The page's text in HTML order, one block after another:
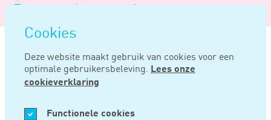
overslaan
Cookies
Deze website maakt gebruik van cookies voor een
optimale gebruikersbeleving. Lees onze
cookieverklaring
Functionele cookies
Logo
Noord
Negentig
Home Nieuws Belasting is geen gift
NOV 25, 2019